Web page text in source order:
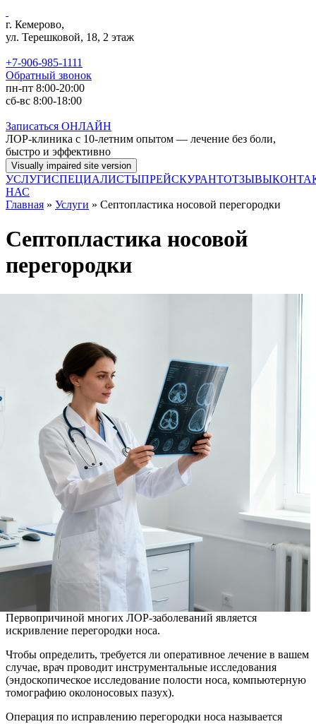
г. Кемерово,
ул. Терешковой, 18, 2 этаж
+7-906-985-1111
Обратный звонок
пн-пт 8:00-20:00
сб-вс 8:00-18:00
Записаться ОНЛАЙН
ЛОР-клиника с 10-летним опытом — лечение без боли,
быстро и эффективно
УСЛУГИСПЕЦИАЛИСТЫПРЕЙСКУРАНТОТЗЫВЫ
НАС
Главная » Услуги » Септопластика носовой перегородки
Септопластика носовой
перегородки
Первопричиной многих ЛОР-заболеваний является
искривление перегородки носа.
Чтобы определить, требуется ли оперативное лечение в вашем
случае, врач проводит инструментальные исследования
(эндоскопическое исследование полости носа, компьютерную
томографию околоносовых пазух).
Операция по исправлению перегородки носа называется